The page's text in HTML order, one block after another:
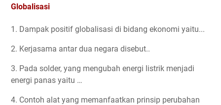
Globalisasi
1. Dampak positif globalisasi di bidang ekonomi yaitu...
2. Kerjasama antar dua negara disebut..
3. Pada solder, yang mengubah energi listrik menjadi
energi panas yaitu …
4. Contoh alat yang memanfaatkan prinsip perubahan